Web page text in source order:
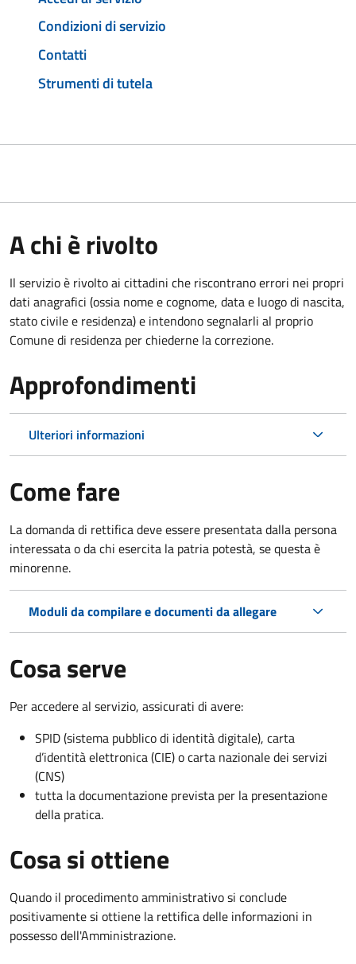
Condizioni di servizio
Contatti
Strumenti di tutela
A chi è rivolto
Il servizio è rivolto ai cittadini che riscontrano errori nei propri
dati anagrafici (ossia nome e cognome, data e luogo di nascita,
stato civile e residenza) e intendono segnalarli al proprio
Comune di residenza per chiederne la correzione.
Approfondimenti
Ulteriori informazioni
Come fare
La domanda di rettifica deve essere presentata dalla persona
interessata oda chi esercita la patria potestà, se questa è
minorenne.
Moduli da compilare e documenti da allegare
Cosa serve
Per accedere al servizio, assicurati di avere:
SPID (sistema pubblico di identità digitale), carta
d’identità elettronica (CIE) o carta nazionale dei servizi
(CNS)
tutta la documentazione prevista per la presentazione
della pratica.
Cosa si ottiene
Quando il procedimento amministrativo si conclude
positivamente si ottiene la rettifica delle informazioni in
possesso dell'Amministrazione.